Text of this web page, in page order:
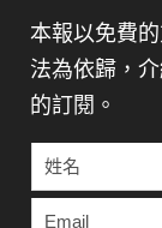
本報以免費
法為依歸，
的訂閱。